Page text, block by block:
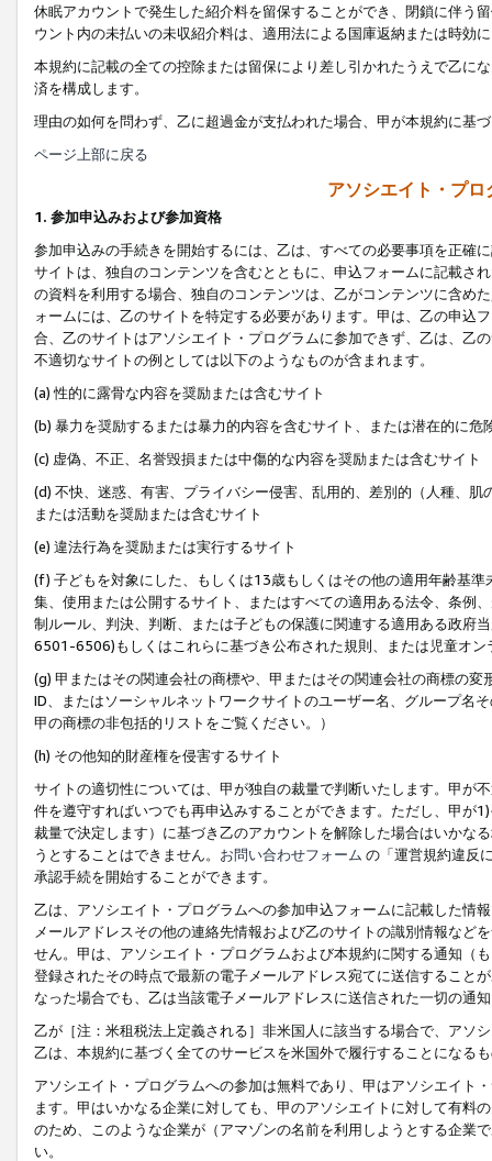
休眠アカウントで発生した紹介料を留保することができ、閉鎖に伴う
ウント内の未払いの未収紹介料は、適用法による国庫返納または時効
本規約に記載の全ての控除または留保により差し引かれたうえで乙に
済を構成します。
理由の如何を問わず、乙に超過金が支払われた場合、甲が本規約に基
ページ上部に戻る
アソシエイト・プ
1. 参加申込みおよび参加資格
参加申込みの手続きを開始するには、乙は、すべての必要事項を正確
サイトは、独自のコンテンツを含むとともに、申込フォームに記載さ
の資料を利用する場合、独自のコンテンツは、乙がコンテンツに含め
ォームには、乙のサイトを特定する必要があります。甲は、乙の申込
合、乙のサイトはアソシエイト・プログラムに参加できず、乙は、乙
不適切なサイトの例としては以下のようなものが含まれます。
(a) 性的に露骨な内容を奨励または含むサイト
(b) 暴力を奨励するまたは暴力的内容を含むサイト、または潜在的に
(c) 虚偽、不正、名誉毀損または中傷的な内容を奨励または含むサイト
(d) 不快、迷惑、有害、プライバシー侵害、乱用的、差別的（人種、
または活動を奨励または含むサイト
(e) 違法行為を奨励または実行するサイト
(f) 子どもを対象にした、もしくは13歳もしくはその他の適用年齢基
集、使用または公開するサイト、またはすべての適用ある法令、条例
制ルール、判決、判断、または子どもの保護に関連する適用ある政府
6501-6506)もしくはこれらに基づき公布された規則、または児童オン
(g) 甲またはその関連会社の商標や、甲またはその関連会社の商標の
ID、またはソーシャルネットワークサイトのユーザー名、グループ名
甲の商標の非包括的リストをご覧ください。）
(h) その他知的財産権を侵害するサイト
サイトの適切性については、甲が独自の裁量で判断いたします。甲が
件を遵守すればいつでも再申込みすることができます。ただし、甲が
裁量で決定します）に基づき乙のアカウントを解除した場合はいかな
うとすることはできません。 お問い合わせフォーム の「運営規約違反
承認手続を開始することができます。
乙は、アソシエイト・プログラムへの参加申込フォームに記載した情
メールアドレスその他の連絡先情報および乙のサイトの識別情報など
せん。甲は、アソシエイト・プログラムおよび本規約に関する通知（
登録されたその時点で最新の電子メールアドレス宛てに送信すること
なった場合でも、乙は当該電子メールアドレスに送信された一切の通
乙が［注：米租税法上定義される］非米国人に該当する場合で、アソ
乙は、本規約に基づく全てのサービスを米国外で履行することになる
アソシエイト・プログラムへの参加は無料であり、甲はアソシエイト
ます。甲はいかなる企業に対しても、甲のアソシエイトに対して有料
のため、このような企業が（アマゾンの名前を利用しようとする企業
い。